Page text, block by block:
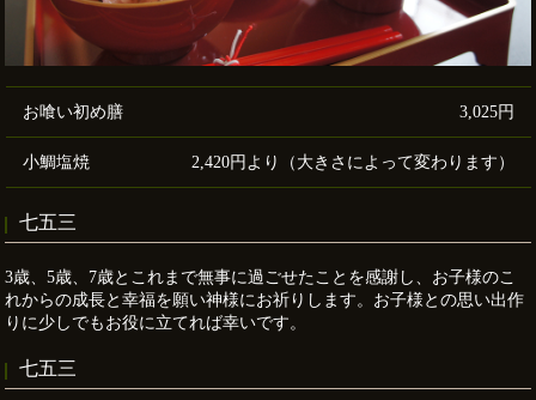
お喰い初め膳 3,025円
小鯛塩焼 2,420円より（大きさによって変わります）
七五三
3歳、5歳、7歳とこれまで無事に過ごせたことを感謝し、お子様のこ
れからの成長と幸福を願い神様にお祈りします。お子様との思い出作
りに少しでもお役に立てれば幸いです。
七五三